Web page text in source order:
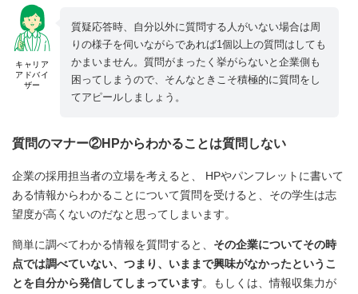
キャリア
アドバイ
ザー
質疑応答時、自分以外に質問する人がいない場合は周
りの様子を伺いながらであれば1個以上の質問はしても
かまいません。質問がまったく挙がらないと企業側も
困ってしまうので、そんなときこそ積極的に質問をし
てアピールしましょう。
質問のマナー②HPからわかることは質問しない
企業の採用担当者の立場を考えると、 HPやパンフレットに書いて
ある情報からわかることについて質問を受けると、その学生は志
望度が高くないのだなと思ってしまいます。
簡単に調べてわかる情報を質問すると、 その企業についてその時
点では調べていない、つまり、いままで興味がなかったというこ
とを自分から発信してしまっています。もしくは、情報収集力が